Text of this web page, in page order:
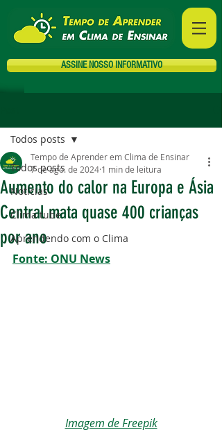
ASSINE NOSSO INFORMATIVO
Todos posts
Notícias
Clima tube
Aprendendo com o Clima
Todos posts
Aumento do calor na Europa e Ásia
Central mata quase 400 crianças
por ano
Tempo de Aprender em Clima de Ensinar
7 de ago. de 2024 1 min de leitura
Fonte: ONU News
Imagem de Freepik